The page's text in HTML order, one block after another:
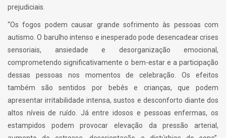
prejudiciais.
“Os fogos podem causar grande sofrimento às pessoas com
autismo. O barulho intenso e inesperado pode desencadear crises
sensoriais, ansiedade e desorganização emocional,
comprometendo significativamente o bem-estar e a participação
dessas pessoas nos momentos de celebração. Os efeitos
também são sentidos por bebês e crianças, que podem
apresentar irritabilidade intensa, sustos e desconforto diante dos
altos níveis de ruído. Já entre idosos e pessoas enfermas, os
estampidos podem provocar elevação da pressão arterial,